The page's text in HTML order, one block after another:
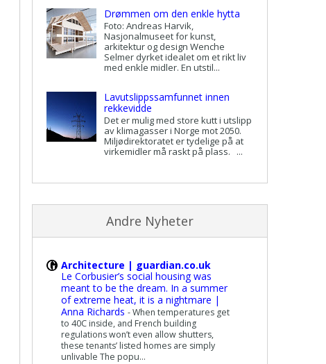
Drømmen om den enkle hytta
Foto: Andreas Harvik,
Nasjonalmuseet for kunst,
arkitektur og design Wenche
Selmer dyrket idealet om et rikt liv
med enkle midler. En utstil...
Lavutslippssamfunnet innen
rekkevidde
Det er mulig med store kutt i utslipp
av klimagasser i Norge mot 2050.
Miljødirektoratet er tydelige på at
virkemidler må raskt på plass. ...
Andre Nyheter
Architecture | guardian.co.uk
Le Corbusier’s social housing was
meant to be the dream. In a summer
of extreme heat, it is a nightmare |
Anna Richards -When temperatures get
to 40C inside, and French building
regulations won’t even allow shutters,
these tenants’ listed homes are simply
unlivable The popu...